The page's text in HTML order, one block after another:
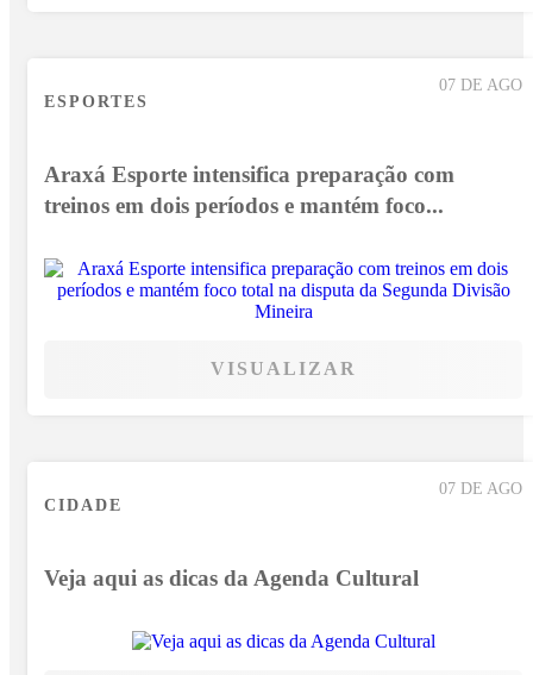
07 DE AGO
ESPORTES
Araxá Esporte intensifica preparação com
treinos em dois períodos e mantém foco...
VISUALIZAR
07 DE AGO
CIDADE
Veja aqui as dicas da Agenda Cultural